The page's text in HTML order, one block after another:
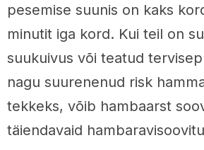
pesemise suunis on kaks
minutit iga kord. Kui teil on
suukuivus või teatud
nagu suurenenud risk
tekkeks, võib hambaarst
täiendavaid